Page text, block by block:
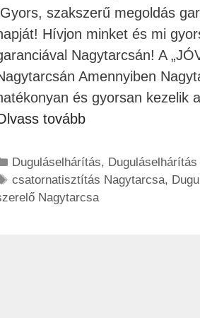
Gyors, szakszerű megoldás
Hívjon minket és mi
Nagytarcsán! A
Amennyiben
és gyorsan kezelik
tovább
Duguláselhárítás,
csatornatisztítás Nagytarcsa,
Nagytarcsa